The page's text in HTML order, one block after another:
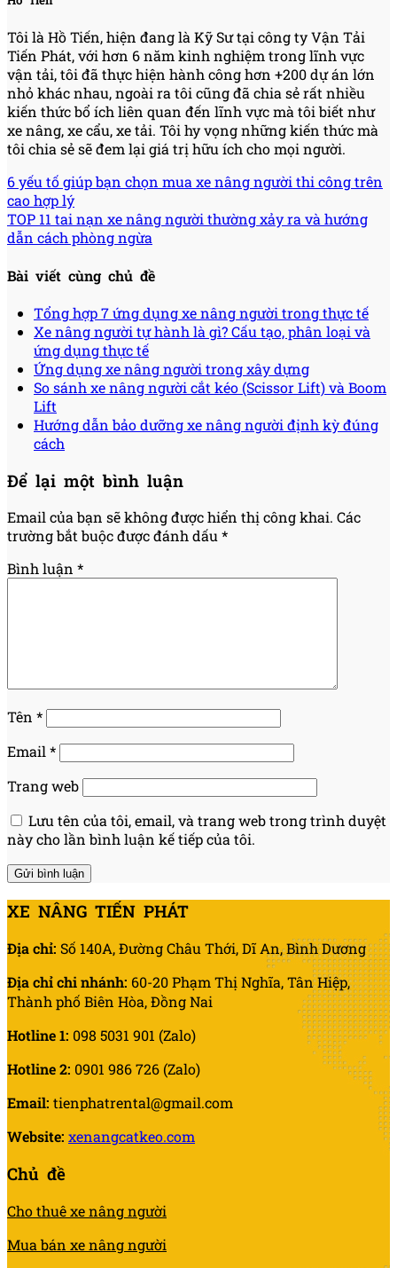
Tôi là Hồ Tiến, hiện đang là Kỹ Sư tại công ty Vận Tải
Tiến Phát, với hơn 6 năm kinh nghiệm trong lĩnh vực
vận tải, tôi đã thực hiện hành công hơn +200 dự án lớn
nhỏ khác nhau, ngoài ra tôi cũng đã chia sẻ rất nhiều
kiến thức bổ ích liên quan đến lĩnh vực mà tôi biết như
xe nâng, xe cẩu, xe tải. Tôi hy vọng những kiến thức mà
tôi chia sẻ sẽ đem lại giá trị hữu ích cho mọi người.
6 yếu tố giúp bạn chọn mua xe nâng người thi công trên
cao hợp lý
TOP 11 tai nạn xe nâng người thường xảy ra và hướng
dẫn cách phòng ngừa
Bài viết cùng chủ đề
Tổng hợp 7 ứng dụng xe nâng người trong thực tế
Xe nâng người tự hành là gì? Cấu tạo, phân loại và
ứng dụng thực tế
Ứng dụng xe nâng người trong xây dựng
So sánh xe nâng người cắt kéo (Scissor Lift) và Boom
Lift
Hướng dẫn bảo dưỡng xe nâng người định kỳ đúng
cách
Để lại một bình luận
Email của bạn sẽ không được hiển thị công khai. Các
trường bắt buộc được đánh dấu*
Bình luận *
Tên *
Email*
Trang web
Lưu tên của tôi, email, và trang web trong trình duyệt
này cho lần bình luận kế tiếp của tôi.
XE NÂNG TIẾN PHÁT
Địa chỉ: Số 140A, Đường Châu Thới, Dĩ An, Bình Dương
Địa chỉ chi nhánh: 60-20 Phạm Thị Nghĩa, Tân Hiệp,
Thành phố Biên Hòa, Đồng Nai
Hotline 1: 098 5031 901 (Zalo)
Hotline 2: 0901 986 726 (Zalo)
Email: tienphatrental@gmail.com
Website: xenangcatkeo.com
Chủ đề
Cho thuê xe nâng người
Mua bán xe nâng người